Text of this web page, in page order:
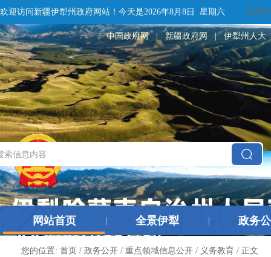
欢迎访问新疆伊犁州政府网站！ 今天是2026年8月8日 星期六 无障碍
中国政府网 | 新疆政府网 | 伊犁州人大
网站首页 全景伊犁 政务
您的位置: 首页 / 政务公开 / 重点领域信息公开 / 义务教育 / 正文